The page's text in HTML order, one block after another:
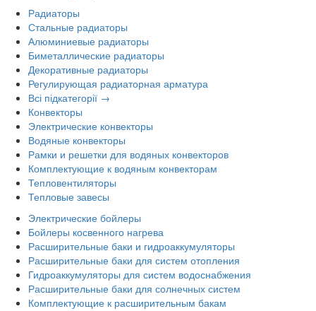
Радиаторы
Стальные радиаторы
Алюминиевые радиаторы
Биметаллические радиаторы
Декоративные радиаторы
Регулирующая радиаторная арматура
Всі підкатегорії →
Конвекторы
Электрические конвекторы
Водяные конвекторы
Рамки и решетки для водяных конвекторов
Комплектующие к водяным конвекторам
Тепловентиляторы
Тепловые завесы
Электрические бойлеры
Бойлеры косвенного нагрева
Расширительные баки и гидроаккумуляторы
Расширительные баки для систем отопления
Гидроаккумуляторы для систем водоснабжения
Расширительные баки для солнечных систем
Комплектующие к расширительным бакам